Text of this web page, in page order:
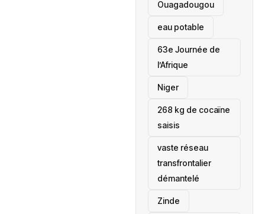
‎Ouagadougou
eau potable
63e Journée de
l’Afrique
‎Niger
268 kg de cocaïne
saisis
vaste réseau
transfrontalier
démantelé
Zinde